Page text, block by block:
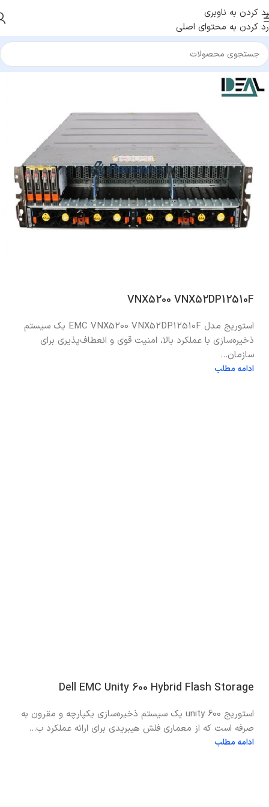
رد کردن به ناوبری
رد کردن به محتوای اصلی
VNX5200 VNX52DP12510F
استوریج مدل EMC VNX5200 VNX52DP12510F یک سیستم
ذخیره‌سازی با عملکرد بالا، امنیت قوی و انعطاف‌پذیری برای
سازمان...
ادامه مطلب
Dell EMC Unity 600 Hybrid Flash Storage
استوریج unity 600 یک سیستم ذخیره‌سازی یکپارچه و مقرون به
صرفه است که از معماری فلش هیبریدی برای ارائه عملکرد ب...
ادامه مطلب